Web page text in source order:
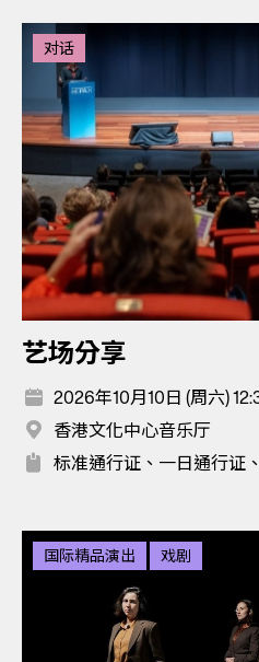
对话
艺场分享
2026年10月10日 (周六)
香港文化中心音乐厅
标准通行证、一日通行证
国际精品演出 戏剧